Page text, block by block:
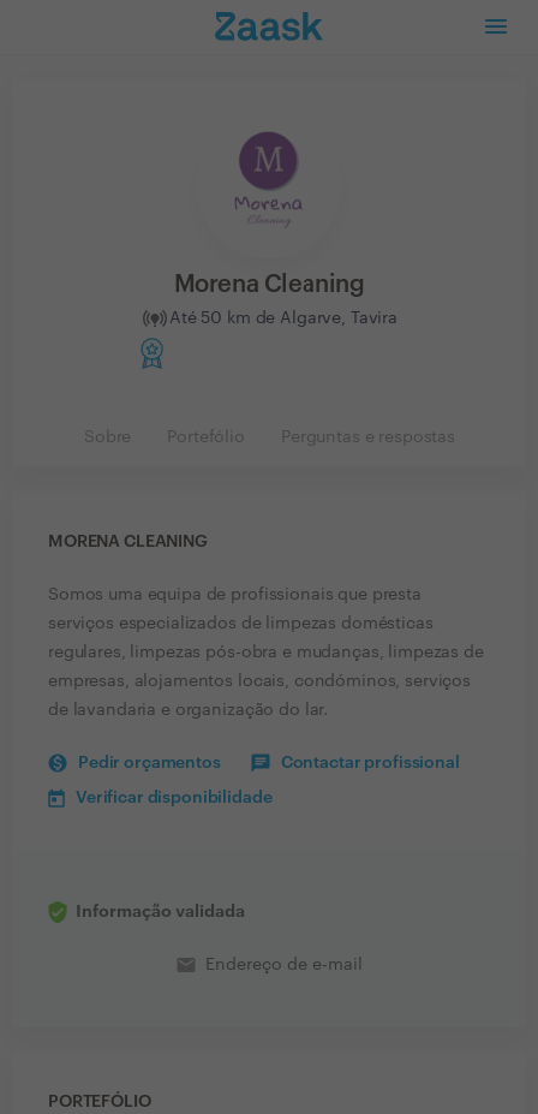
Morena Cleaning
Até 50 km de Algarve, Tavira
Sobre Portefólio Perguntas e respostas
MORENA CLEANING
Somos uma equipa de profissionais que presta
serviços especializados de limpezas domésticas
regulares, limpezas pós-obra e mudanças, limpezas de
empresas, alojamentos locais, condóminos, serviços
de lavandaria e organização do lar.
Pedir orçamentos Contactar profissional
Verificar disponibilidade
Informação validada
email Endereço de e-mail
PORTEFÓLIO